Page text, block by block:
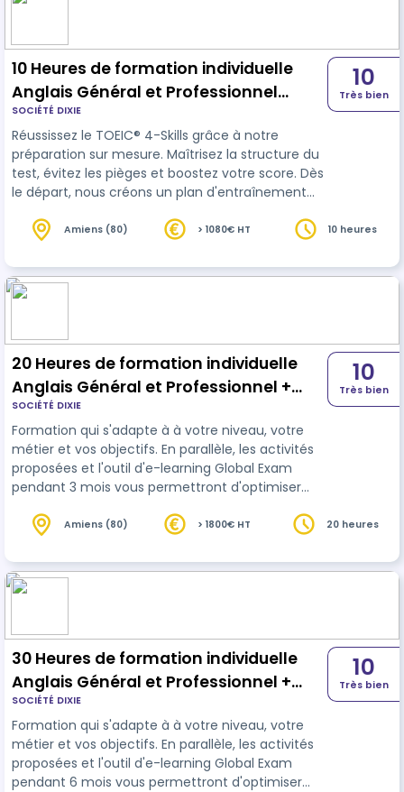
10 Heures de formation individuelle
Anglais Général et Professionnel
English + passage du TOEIC® 4 Skills
SOCIÉTÉ DIXIE
Réussissez le TOEIC® 4-Skills grâce à notre
préparation sur mesure. Maîtrisez la structure du
test, évitez les pièges et boostez votre score. Dès
le départ, nous créons un plan d'entraînement
cible.
10
Très bien
Amiens (80) > 1080€ HT 10 heures
20 Heures de formation individuelle
Anglais Général et Professionnel +
passage du Test English 360°
SOCIÉTÉ DIXIE
Formation qui s'adapte à à votre niveau, votre
métier et vos objectifs. En parallèle, les activités
proposées et l'outil d'e-learning Global Exam
pendant 3 mois vous permettront d'optimiser
10
Très bien
Amiens (80) > 1800€ HT 20 heures
30 Heures de formation individuelle
Anglais Général et Professionnel +
accès à la plateforme Global Exam (6
mois) + passage du Test English 360°
SOCIÉTÉ DIXIE
Formation qui s'adapte à à votre niveau, votre
métier et vos objectifs. En parallèle, les activités
proposées et l'outil d'e-learning Global Exam
pendant 6 mois vous permettront d'optimiser
10
Très bien